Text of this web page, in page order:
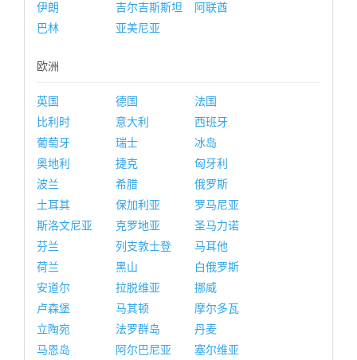
伊朗
吉尔吉斯斯坦
阿联酋
巴林
亚美尼亚
欧洲
英国 德国
法国
比利时
意大利
西班牙
葡萄牙
瑞士
冰岛
奥地利
捷克
匈牙利
波兰
希腊
俄罗斯
土耳其
保加利亚
罗马尼亚
斯洛文尼亚
克罗地亚
圣马力诺
芬兰
列支敦士登
马耳他
荷兰
黑山
白俄罗斯
安道尔
拉脱维亚
挪威
卢森堡
马其顿
摩尔多瓦
立陶宛
法罗群岛
丹麦
马恩岛
阿尔巴尼亚
塞尔维亚